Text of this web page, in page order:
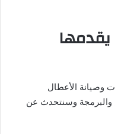
وصيانة الأعطال
والبرمجة وسنتحدث عن